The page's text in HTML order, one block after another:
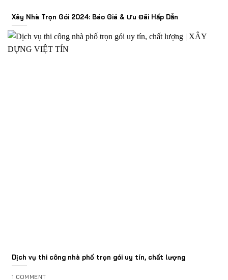
Xây Nhà Trọn Gói 2024: Báo Giá & Ưu Đãi Hấp Dẫn
Dịch vụ thi công nhà phố trọn gói uy tín, chất lượng
1 COMMENT